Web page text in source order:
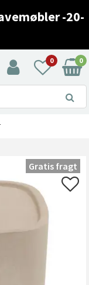
-20-
0 0
Gratis fragt